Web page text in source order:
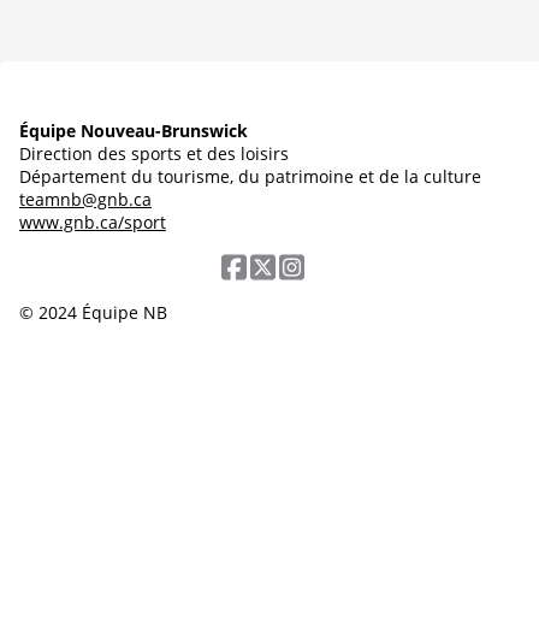
Équipe Nouveau-Brunswick
Direction des sports et des loisirs
Département du tourisme, du patrimoine et de la culture
teamnb@gnb.ca
www.gnb.ca/sport
© 2024 Équipe NB